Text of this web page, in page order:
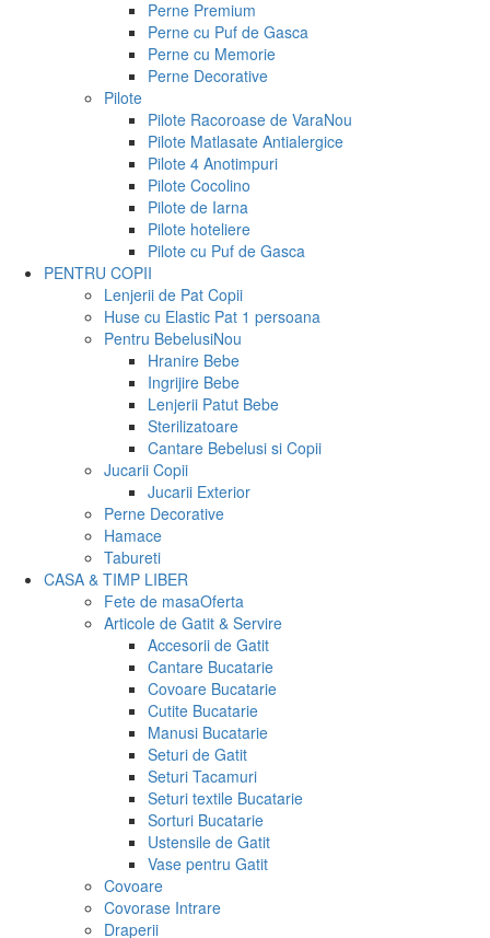
Perne Premium
Perne cu Puf de Gasca
Perne cu Memorie
Perne Decorative
Pilote
Pilote Racoroase de VaraNou
Pilote Matlasate Antialergice
Pilote 4 Anotimpuri
Pilote Cocolino
Pilote de Iarna
Pilote hoteliere
Pilote cu Puf de Gasca
PENTRU COPII
Lenjerii de Pat Copii
Huse cu Elastic Pat 1 persoana
Pentru BebelusiNou
Hranire Bebe
Ingrijire Bebe
Lenjerii Patut Bebe
Sterilizatoare
Cantare Bebelusi si Copii
Jucarii Copii
Jucarii Exterior
Perne Decorative
Hamace
Tabureti
CASA & TIMP LIBER
Fete de masaOferta
Articole de Gatit & Servire
Accesorii de Gatit
Cantare Bucatarie
Covoare Bucatarie
Cutite Bucatarie
Manusi Bucatarie
Seturi de Gatit
Seturi Tacamuri
Seturi textile Bucatarie
Sorturi Bucatarie
Ustensile de Gatit
Vase pentru Gatit
Covoare
Covorase Intrare
Draperii